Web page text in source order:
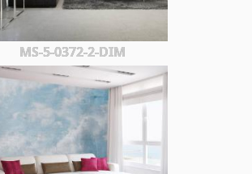
MS-5-0372-2-DIM